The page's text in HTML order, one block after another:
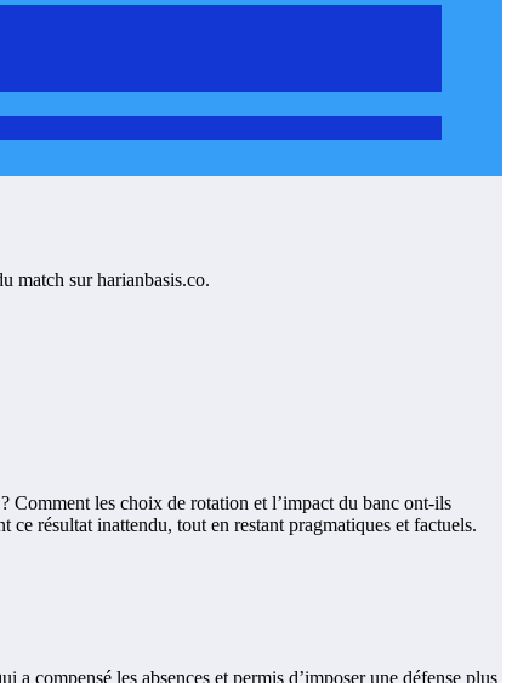
Comment les choix de rotation et l’impact du banc ont-ils
résultat inattendu, tout en restant pragmatiques et factuels.
a compensé les absences et permis d’imposer une défense plus